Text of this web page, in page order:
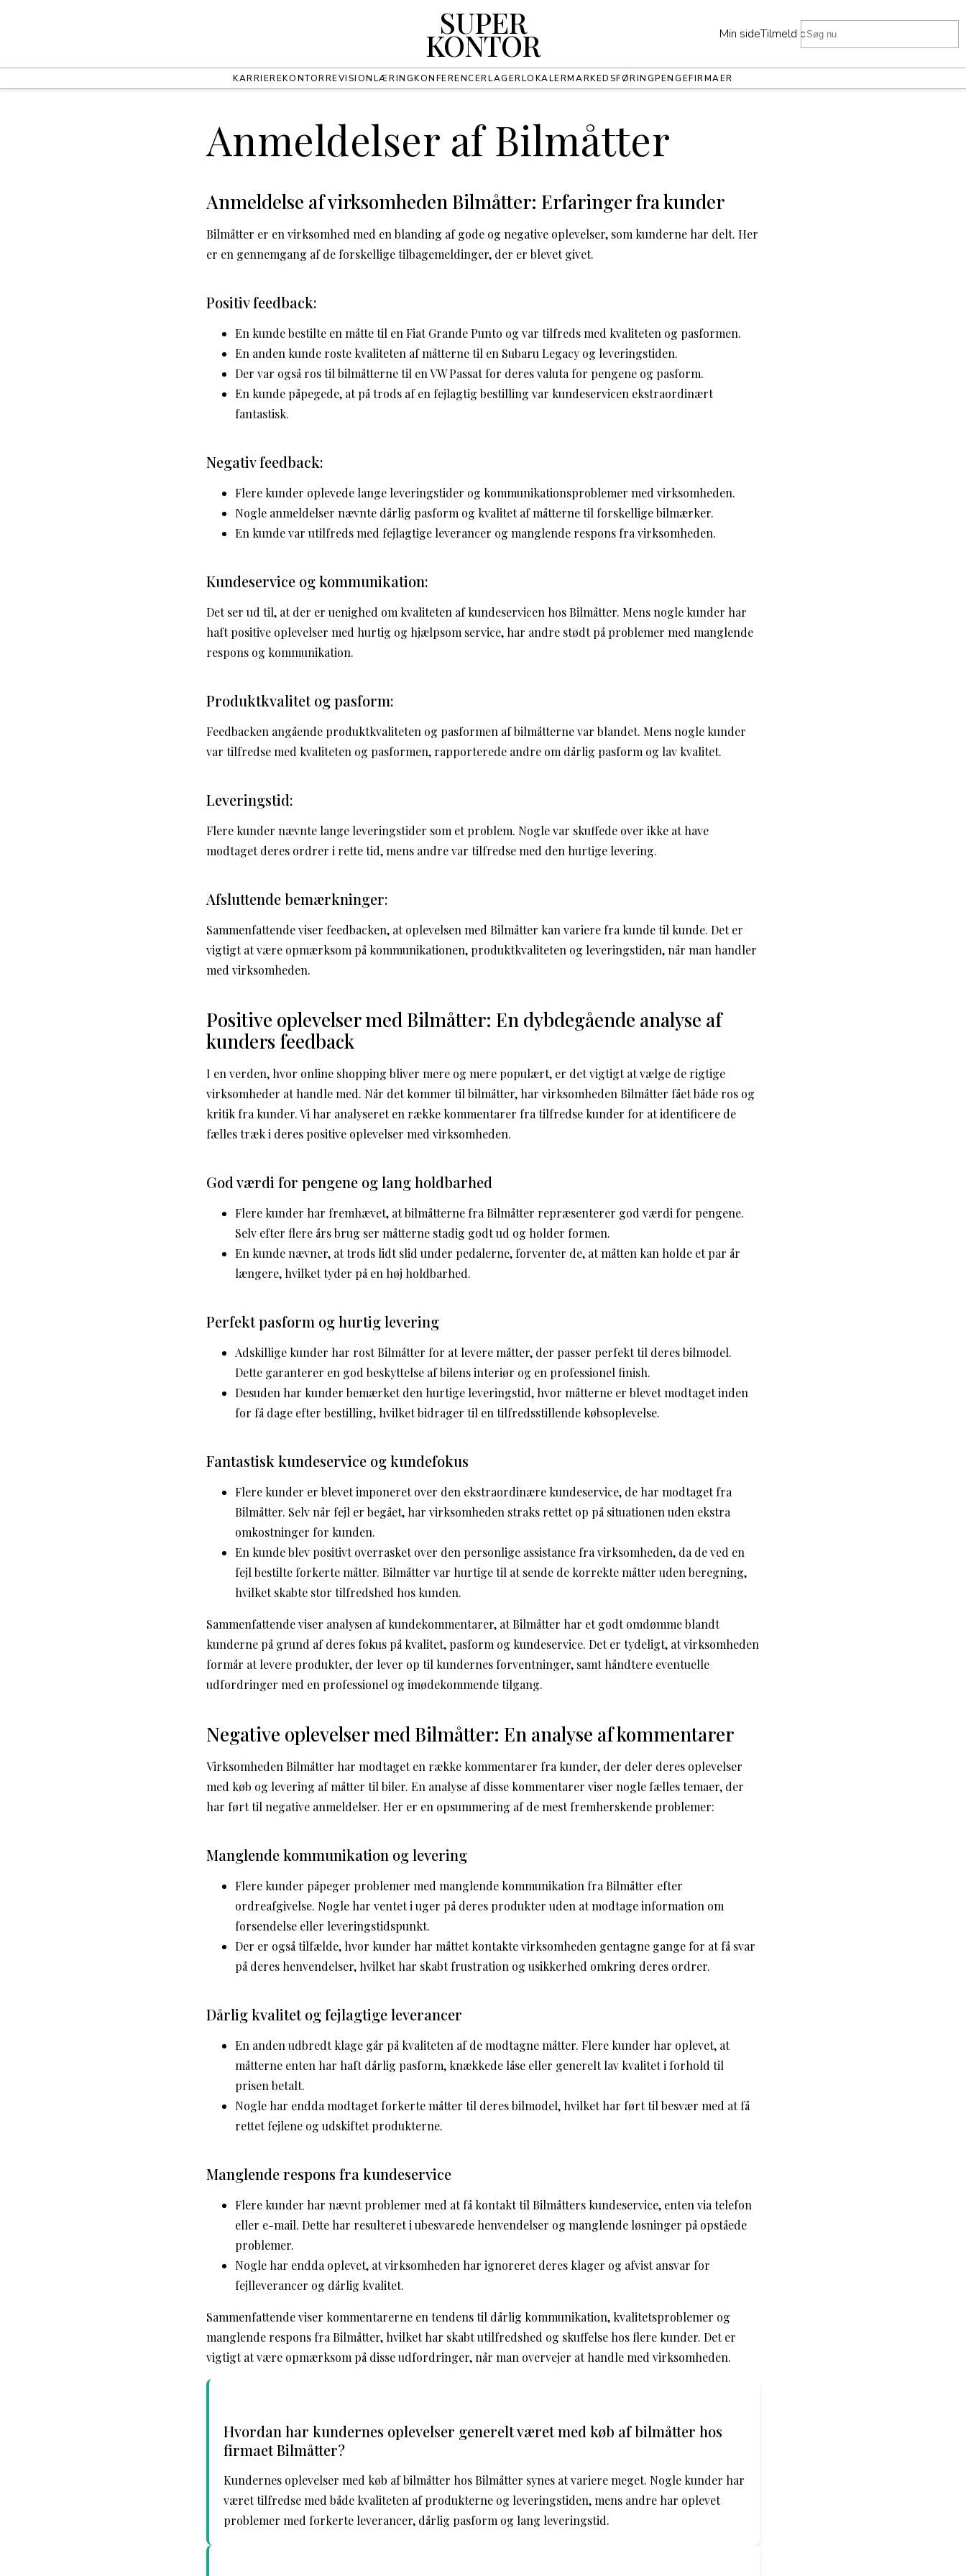
SUPER
KONTOR Min sideTilmeld dig
KARRIEREKONTORREVISIONLÆRINGKONFERENCERLAGERLOKALERMARKEDSFØRINGPENGEFIRMAER
Anmeldelser af Bilmåtter
Anmeldelse af virksomheden Bilmåtter: Erfaringer fra kunder
Bilmåtter er en virksomhed med en blanding af gode og negative oplevelser, som kunderne har delt. Her
er en gennemgang af de forskellige tilbagemeldinger, der er blevet givet.
Positiv feedback:
En kunde bestilte en måtte til en Fiat Grande Punto og var tilfreds med kvaliteten og pasformen.
En anden kunde roste kvaliteten af måtterne til en Subaru Legacy og leveringstiden.
Der var også ros til bilmåtterne til en VW Passat for deres valuta for pengene og pasform.
En kunde påpegede, at på trods af en fejlagtig bestilling var kundeservicen ekstraordinært
fantastisk.
Negativ feedback:
Flere kunder oplevede lange leveringstider og kommunikationsproblemer med virksomheden.
Nogle anmeldelser nævnte dårlig pasform og kvalitet af måtterne til forskellige bilmærker.
En kunde var utilfreds med fejlagtige leverancer og manglende respons fra virksomheden.
Kundeservice og kommunikation:
Det ser ud til, at der er uenighed om kvaliteten af kundeservicen hos Bilmåtter. Mens nogle kunder har
haft positive oplevelser med hurtig og hjælpsom service, har andre stødt på problemer med manglende
respons og kommunikation.
Produktkvalitet og pasform:
Feedbacken angående produktkvaliteten og pasformen af bilmåtterne var blandet. Mens nogle kunder
var tilfredse med kvaliteten og pasformen, rapporterede andre om dårlig pasform og lav kvalitet.
Leveringstid:
Flere kunder nævnte lange leveringstider som et problem. Nogle var skuffede over ikke at have
modtaget deres ordrer i rette tid, mens andre var tilfredse med den hurtige levering.
Afsluttende bemærkninger:
Sammenfattende viser feedbacken, at oplevelsen med Bilmåtter kan variere fra kunde til kunde. Det er
vigtigt at være opmærksom på kommunikationen, produktkvaliteten og leveringstiden, når man handler
med virksomheden.
Positive oplevelser med Bilmåtter: En dybdegående analyse af
kunders feedback
I en verden, hvor online shopping bliver mere og mere populært, er det vigtigt at vælge de rigtige
virksomheder at handle med. Når det kommer til bilmåtter, har virksomheden Bilmåtter fået både ros og
kritik fra kunder. Vi har analyseret en række kommentarer fra tilfredse kunder for at identificere de
fælles træk i deres positive oplevelser med virksomheden.
God værdi for pengene og lang holdbarhed
Flere kunder har fremhævet, at bilmåtterne fra Bilmåtter repræsenterer god værdi for pengene.
Selv efter flere års brug ser måtterne stadig godt ud og holder formen.
En kunde nævner, at trods lidt slid under pedalerne, forventer de, at måtten kan holde et par år
længere, hvilket tyder på en høj holdbarhed.
Perfekt pasform og hurtig levering
Adskillige kunder har rost Bilmåtter for at levere måtter, der passer perfekt til deres bilmodel.
Dette garanterer en god beskyttelse af bilens interiør og en professionel finish.
Desuden har kunder bemærket den hurtige leveringstid, hvor måtterne er blevet modtaget inden
for få dage efter bestilling, hvilket bidrager til en tilfredsstillende købsoplevelse.
Fantastisk kundeservice og kundefokus
Flere kunder er blevet imponeret over den ekstraordinære kundeservice, de har modtaget fra
Bilmåtter. Selv når fejl er begået, har virksomheden straks rettet op på situationen uden ekstra
omkostninger for kunden.
En kunde blev positivt overrasket over den personlige assistance fra virksomheden, da de ved en
fejl bestilte forkerte måtter. Bilmåtter var hurtige til at sende de korrekte måtter uden beregning,
hvilket skabte stor tilfredshed hos kunden.
Sammenfattende viser analysen af kundekommentarer, at Bilmåtter har et godt omdømme blandt
kunderne på grund af deres fokus på kvalitet, pasform og kundeservice. Det er tydeligt, at virksomheden
formår at levere produkter, der lever op til kundernes forventninger, samt håndtere eventuelle
udfordringer med en professionel og imødekommende tilgang.
Negative oplevelser med Bilmåtter: En analyse af kommentarer
Virksomheden Bilmåtter har modtaget en række kommentarer fra kunder, der deler deres oplevelser
med køb og levering af måtter til biler. En analyse af disse kommentarer viser nogle fælles temaer, der
har ført til negative anmeldelser. Her er en opsummering af de mest fremherskende problemer:
Manglende kommunikation og levering
Flere kunder påpeger problemer med manglende kommunikation fra Bilmåtter efter
ordreafgivelse. Nogle har ventet i uger på deres produkter uden at modtage information om
forsendelse eller leveringstidspunkt.
Der er også tilfælde, hvor kunder har måttet kontakte virksomheden gentagne gange for at få svar
på deres henvendelser, hvilket har skabt frustration og usikkerhed omkring deres ordrer.
Dårlig kvalitet og fejlagtige leverancer
En anden udbredt klage går på kvaliteten af de modtagne måtter. Flere kunder har oplevet, at
måtterne enten har haft dårlig pasform, knækkede låse eller generelt lav kvalitet i forhold til
prisen betalt.
Nogle har endda modtaget forkerte måtter til deres bilmodel, hvilket har ført til besvær med at få
rettet fejlene og udskiftet produkterne.
Manglende respons fra kundeservice
Flere kunder har nævnt problemer med at få kontakt til Bilmåtters kundeservice, enten via telefon
eller e-mail. Dette har resulteret i ubesvarede henvendelser og manglende løsninger på opståede
problemer.
Nogle har endda oplevet, at virksomheden har ignoreret deres klager og afvist ansvar for
fejlleverancer og dårlig kvalitet.
Sammenfattende viser kommentarerne en tendens til dårlig kommunikation, kvalitetsproblemer og
manglende respons fra Bilmåtter, hvilket har skabt utilfredshed og skuffelse hos flere kunder. Det er
vigtigt at være opmærksom på disse udfordringer, når man overvejer at handle med virksomheden.
Hvordan har kundernes oplevelser generelt været med køb af bilmåtter hos
firmaet Bilmåtter?
Kundernes oplevelser med køb af bilmåtter hos Bilmåtter synes at variere meget. Nogle kunder har
været tilfredse med både kvaliteten af produkterne og leveringstiden, mens andre har oplevet
problemer med forkerte leverancer, dårlig pasform og lang leveringstid.